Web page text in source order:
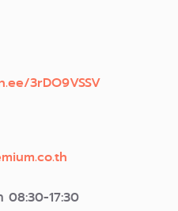
3rDO9VSSV
08:30-17:30